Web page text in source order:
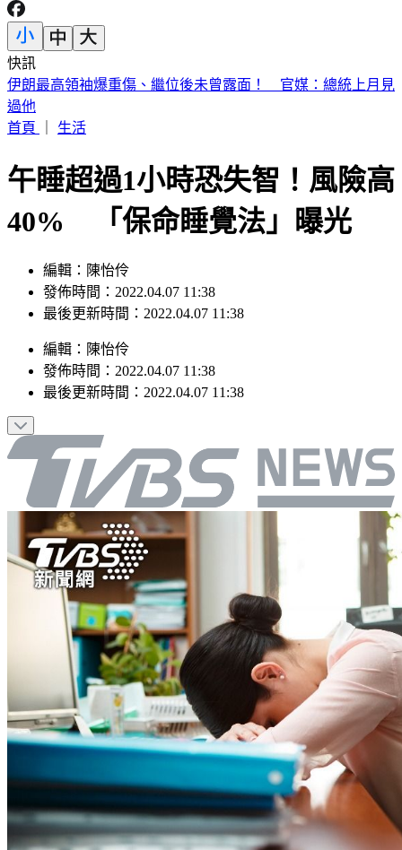
快訊
苗栗死亡車禍！小轎車過彎失控高速猛撞電桿 友死駕駛重傷
昏迷
首頁
生活
午睡超過1小時恐失智！風險高
40% 「保命睡覺法」曝光
編輯：陳怡伶
發佈時間：2022.04.07 11:38
最後更新時間：2022.04.07 11:38
編輯 ： 陳怡伶
發佈時間： 2022.04.07 11:38
最後更新時間： 2022.04.07 11:38